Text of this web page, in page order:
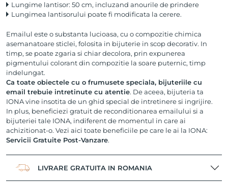
Lungime lantisor: 50 cm, incluzand anourile de prindere
Lungimea lantisorului poate fi modificata la cerere.
Emailul este o substanta lucioasa, cu o compozitie chimica
asemanatoare sticlei, folosita in bijuterie in scop decorativ. In
timp, se poate zgaria si chiar decolora, prin expunerea
pigmentului colorant din compozitie la soare puternic, timp
indelungat.
Ca toate obiectele cu o frumusete speciala, bijuteriile cu
email trebuie intretinute cu atentie. De aceea, bijuteria ta
IONA vine insotita de un ghid special de intretinere si ingrijire.
In plus, beneficiezi gratuit de reconditionarea emailului si a
bijuteriei tale IONA, indiferent de momentul in care ai
achizitionat-o. Vezi aici toate beneficiile pe care le ai la IONA:
Servicii Gratuite Post-Vanzare.
LIVRARE GRATUITA IN ROMANIA